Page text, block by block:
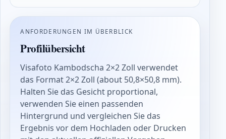
ANFORDERUNGEN IM ÜBERBLICK
Profilübersicht
Visafoto Kambodscha 2×2 Zoll verwendet
das Format 2×2 Zoll (about 50,8×50,8 mm).
Halten Sie das Gesicht proportional,
verwenden Sie einen passenden
Hintergrund und vergleichen Sie das
Ergebnis vor dem Hochladen oder Drucken